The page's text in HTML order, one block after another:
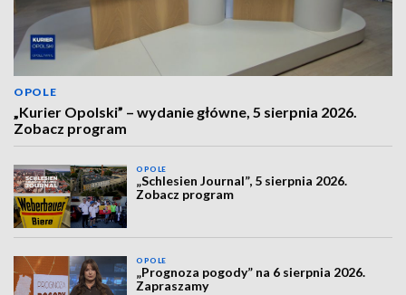
OPOLE
„Kurier Opolski” – wydanie główne, 5 sierpnia 2026.
Zobacz program
OPOLE
„Schlesien Journal”, 5 sierpnia 2026.
Zobacz program
OPOLE
„Prognoza pogody” na 6 sierpnia 2026.
Zapraszamy